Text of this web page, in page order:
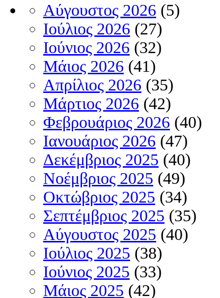
Αύγουστος 2026 (5)
Ιούλιος 2026 (27)
Ιούνιος 2026 (32)
Μάιος 2026 (41)
Απρίλιος 2026 (35)
Μάρτιος 2026 (42)
Φεβρουάριος 2026 (40)
Ιανουάριος 2026 (47)
Δεκέμβριος 2025 (40)
Νοέμβριος 2025 (49)
Οκτώβριος 2025 (34)
Σεπτέμβριος 2025 (35)
Αύγουστος 2025 (40)
Ιούλιος 2025 (38)
Ιούνιος 2025 (33)
Μάιος 2025 (42)